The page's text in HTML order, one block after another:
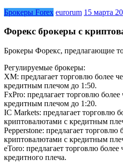
Брокеры Forex eurorum 15 марта
Форекс брокеры с
Брокеры Форекс, предлагающие
Регулируемые брокеры:
XM: предлагает торговлю более
кредитным плечом до 1:50.
FxPro: предлагает торговлю
кредитным плечом до 1:20.
IC Markets: предлагает торговлю
криптовалютами с кредитным
Pepperstone: предлагает торговлю
криптовалютами с кредитным
eToro: предлагает торговлю
кредитного плеча.